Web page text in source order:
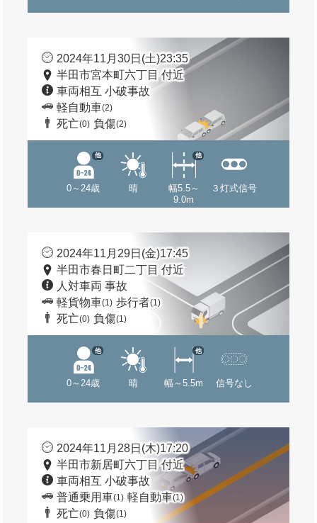
2024年11月30日(土)23:35
半田市宮本町六丁目 付近
車両相互 小破事故
軽自動車(2)
死亡(0) 負傷(2)
0～24歳
他
晴
幅5.5～
9.0m
他
３灯式信号
2024年11月29日(金)17:45
半田市春日町二丁目 付近
人対車両 事故
軽貨物車(1) 歩行者(1)
死亡(0) 負傷(1)
0～24歳
他
晴 幅～5.5m
他
信号なし
2024年11月28日(木)17:20
半田市新居町六丁目 付近
車両相互 小破事故
普通乗用車(1) 軽自動車(1)
死亡(0) 負傷(1)